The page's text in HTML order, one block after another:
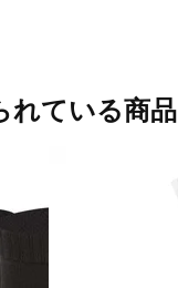
れている商品